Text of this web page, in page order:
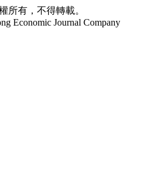
所有，不得轉載。
Economic Journal Company